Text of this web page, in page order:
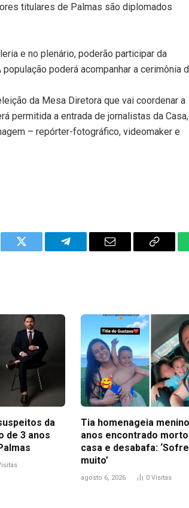
titulares de Palmas são diplomados
e no plenário, poderão participar da
poderá acompanhar a cerimônia
da Mesa Diretora que vai coordenar a
permitida a entrada de jornalistas da Casa,
– repórter-fotográfico, videomaker e
Twitter Telegram Email
Copy
da
de 3 anos
Tia homenageia
anos encontrado
casa e desabafa:
muito’
agosto 6, 2026 0 Visitas